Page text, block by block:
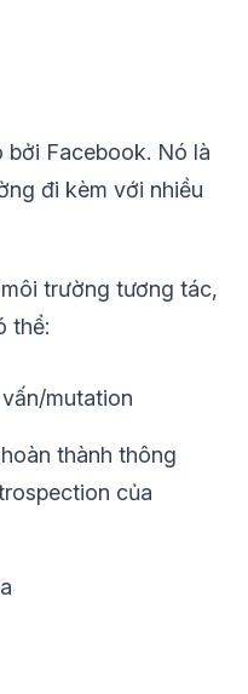
bởi Facebook. Nó là
đi kèm với nhiều
trường tương tác,
thể:
mutation
thành thông
của